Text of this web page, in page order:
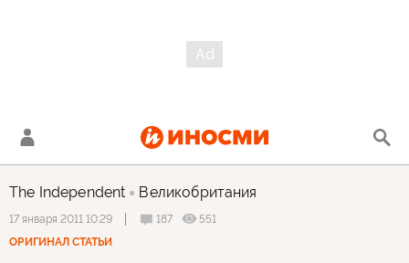
The Independent Великобритания
17 января 2011 10:29 187
551
ОРИГИНАЛ СТАТЬИ